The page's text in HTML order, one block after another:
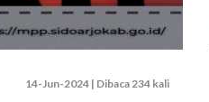
14-Jun-2024 | Dibaca 234 kali